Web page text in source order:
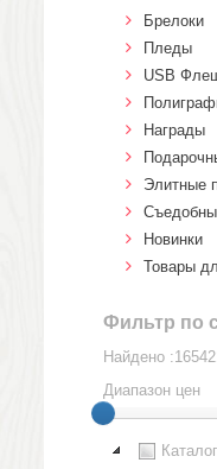
Брелоки
Пледы
USB
Награды
Элитные
Новинки
Товары
Фильтр по
Найдено
Диапазон цен